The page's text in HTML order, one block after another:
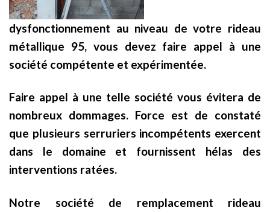
dysfonctionnement au niveau de votre rideau
métallique 95, vous devez faire appel à une
société compétente et expérimentée.
Faire appel à une telle société vous évitera de
nombreux dommages. Force est de constaté
que plusieurs serruriers incompétents exercent
dans le domaine et fournissent hélas des
interventions ratées.
Notre société de remplacement rideau